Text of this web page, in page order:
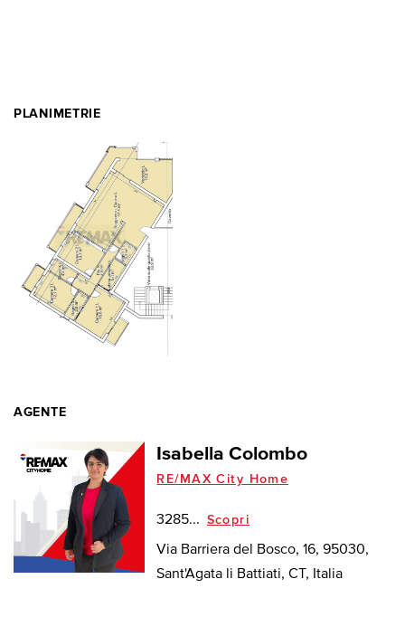
PLANIMETRIE
AGENTE
Isabella Colombo
RE/MAX City Home
3285... Scopri
Via Barriera del Bosco, 16, 95030,
Sant'Agata li Battiati, CT, Italia